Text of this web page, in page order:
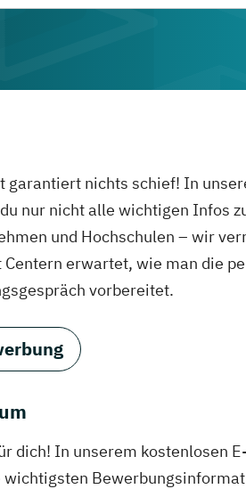
garantiert nichts schief! In
nur nicht alle wichtigen Infos
und Hochschulen – wir
erwartet, wie man die
vorbereitet.
dich! In unserem kostenlosen
wichtigsten